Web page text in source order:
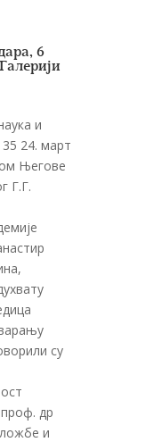
6
и
24. март
Његове
Г.Г.
су
проф. др
и